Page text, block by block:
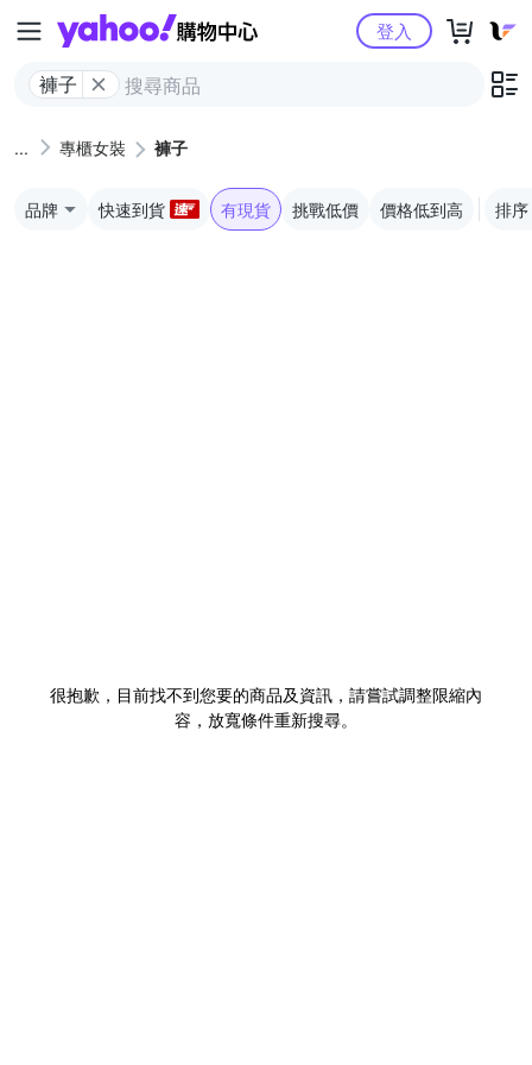
Yahoo購物中心
褲子
登入
專櫃女裝 褲子
品牌 快速到貨 有現貨 挑戰低價 價格低到高 排序
很抱歉，目前找不到您要的商品及資訊，請嘗試調整限縮內
容，放寬條件重新搜尋。